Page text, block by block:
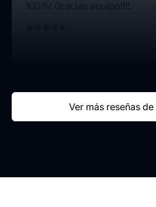
100%! Gracias equipo!!!!.
Ver más reseñas